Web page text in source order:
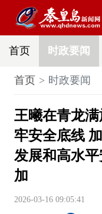
首页 时政要闻
首页 时政要闻
王曦在青龙
牢安全底线
发展和高水
加
2026-03-16 09:05:41